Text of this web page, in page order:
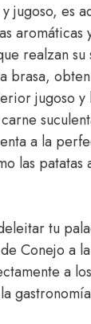
jugoso, es
aromáticas
realzan
brasa,
jugoso y
a la
las patatas
tu
Conejo a
a